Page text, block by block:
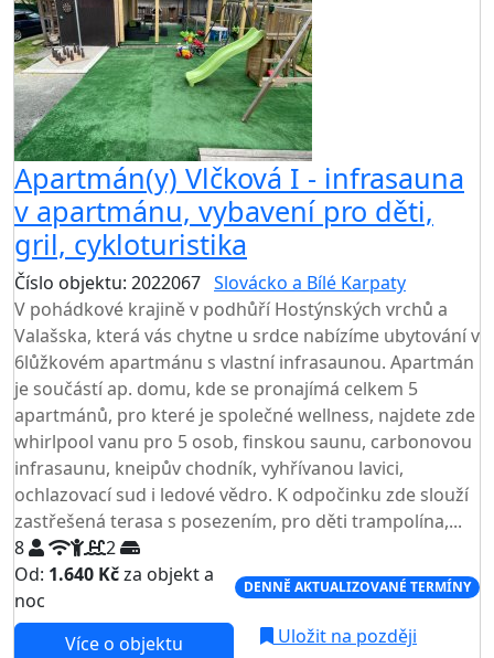
Apartmán(y) Vlčková I - infrasauna
v apartmánu, vybavení pro děti,
gril, cykloturistika
Číslo objektu: 2022067 Slovácko a Bílé Karpaty
V pohádkové krajině v podhůří Hostýnských vrchů a
Valašska, která vás chytne u srdce nabízíme ubytování v
6lůžkovém apartmánu s vlastní infrasaunou. Apartmán
je součástí ap. domu, kde se pronajímá celkem 5
apartmánů, pro které je společné wellness, najdete zde
whirlpool vanu pro 5 osob, finskou saunu, carbonovou
infrasaunu, kneipův chodník, vyhřívanou lavici,
ochlazovací sud i ledové vědro. K odpočinku zde slouží
zastřešená terasa s posezením, pro děti trampolína,...
8
2
Od: 1.640 Kčza objekt a
noc
DENNĚ AKTUALIZOVANÉ TERMÍNY
Více o objektu Uložit na později